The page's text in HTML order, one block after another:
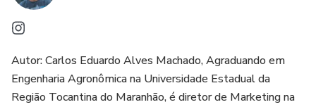
Autor: Carlos Eduardo Alves Machado, Agraduando em
Engenharia Agronômica na Universidade Estadual da
Região Tocantina do Maranhão, é diretor de Marketing na